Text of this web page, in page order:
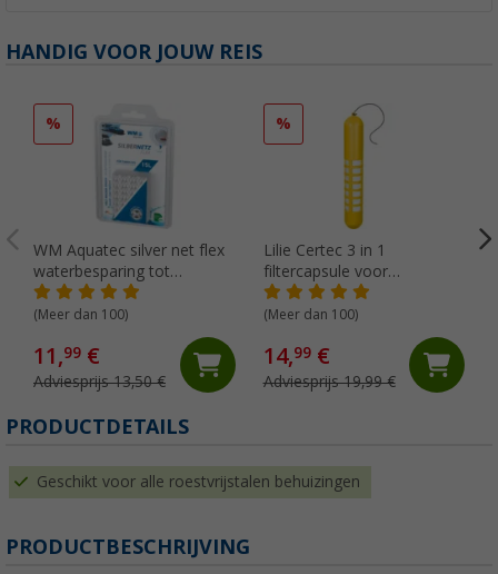
HANDIG VOOR JOUW REIS
%
WM Aquatec silver net flex
waterbesparing tot
tankinhoud van 15 liter
(Meer dan 100)
11,99 €
Adviesprijs 13,50 €
%
Lilie Certec 3 in 1
filtercapsule voor
zoetwaterbescherming 30
liter
(Meer dan 100)
14,99€
Adviesprijs 19,99 €
PRODUCTDETAILS
Geschikt voor alle roestvrijstalen behuizingen
PRODUCTBESCHRIJVING